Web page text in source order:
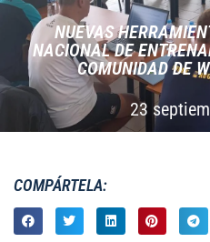
NUEVAS
NACIONAL DE
COMUNIDAD DE
23
COMPÁRTELA: